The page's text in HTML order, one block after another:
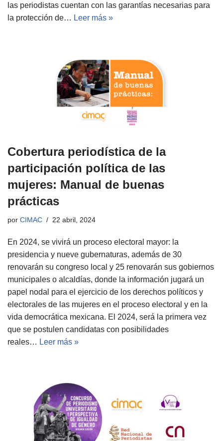
las periodistas cuentan con las garantías necesarias para
la protección de… Leer más »
Cobertura periodística de la
participación política de las
mujeres: Manual de buenas
prácticas
por CIMAC 22 abril, 2024
En 2024, se vivirá un proceso electoral mayor: la
presidencia y nueve gubernaturas, además de 30
renovarán su congreso local y 25 renovarán sus gobiernos
municipales o alcaldías, donde la información jugará un
papel nodal para el ejercicio de los derechos políticos y
electorales de las mujeres en el proceso electoral y en la
vida democrática mexicana. El 2024, será la primera vez
que se postulen candidatas con posibilidades
reales… Leer más »